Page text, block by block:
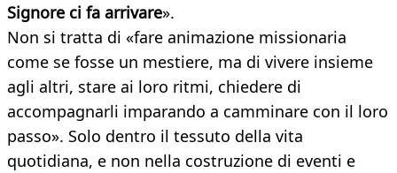
Signore ci fa arrivare».
Non si tratta di «fare animazione missionaria
come se fosse un mestiere, ma di vivere insieme
agli altri, stare ai loro ritmi, chiedere di
accompagnarli imparando a camminare con il loro
passo». Solo dentro il tessuto della vita
quotidiana, e non nella costruzione di eventi e